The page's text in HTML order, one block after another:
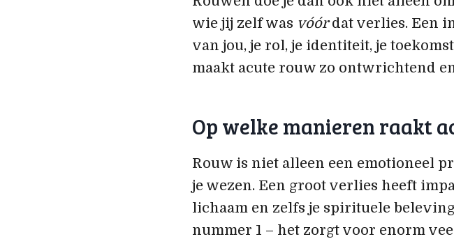
wie jij zelf was vóórdat verlies. Een
van jou, je rol, je identiteit, je
maakt acute rouw zo ontwrichtend
Op welke manieren raakt
Rouw is niet alleen een emotioneel
je wezen. Een groot verlies heeft
lichaam en zelfs je spirituele
nummer 1 – het zorgt voor enorm